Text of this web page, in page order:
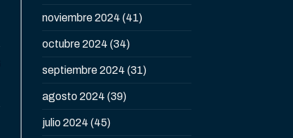
noviembre 2024 (41)
octubre 2024 (34)
septiembre 2024 (31)
agosto 2024 (39)
julio 2024 (45)